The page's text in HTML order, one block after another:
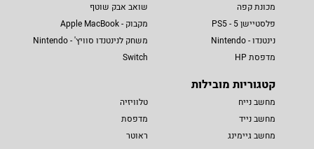
מכונת קפה
פלסטיישן 5 - PS5
נינטנדו - Nintendo
מדפסת HP
שואב אבק שוטף
מקבוק - Apple MacBook
משחק לנינטנדו סוויץ' - Nintendo
Switch
קטגוריות מובילות
מחשב נייח
מחשב נייד
מחשב גיימינג
טלוויזיה
מדפסת
ראוטר